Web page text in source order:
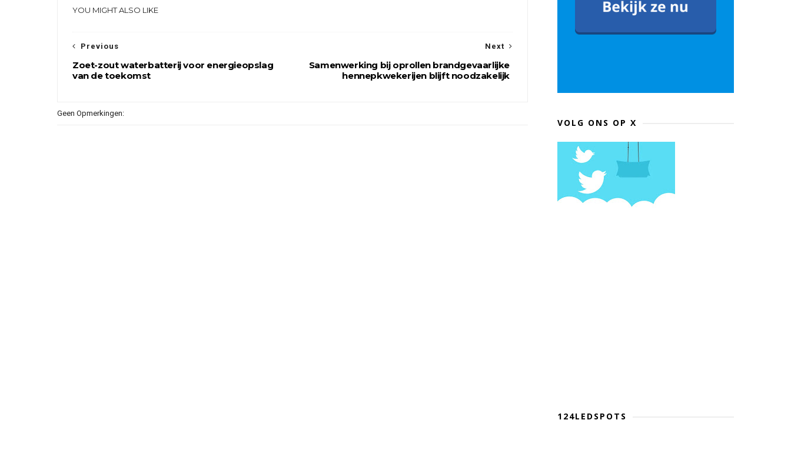
YOU MIGHT ALSO LIKE
Next
Samenwerking bij oprollen brandgevaarlijke
hennepkwekerijen blijft noodzakelijk
Previous
Zoet-zout waterbatterij voor energieopslag
van de toekomst
Geen Opmerkingen:
VOLG ONS OP X
124LEDSPOTS